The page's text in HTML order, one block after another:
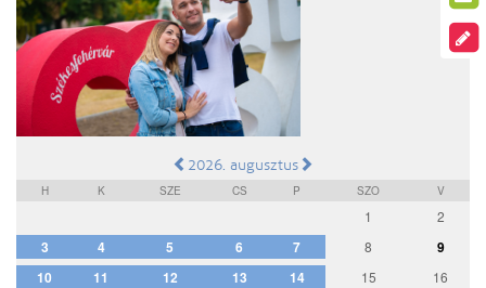
2026. augusztus
H K SZE CS P SZO V
1 2
3 4 5 6 7 8
9
10
11 12 13 14 15
16